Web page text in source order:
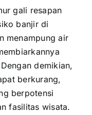
gali resapan
banjir di
menampung air
demikian,
berkurang,
berpotensi
fasilitas wisata.